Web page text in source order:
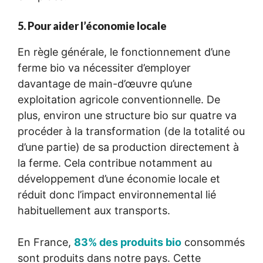
5. Pour aider l’économie locale
En règle générale, le fonctionnement d’une
ferme bio va nécessiter d’employer
davantage de main-d’œuvre qu’une
exploitation agricole conventionnelle. De
plus, environ une structure bio sur quatre va
procéder à la transformation (de la totalité ou
d’une partie) de sa production directement à
la ferme. Cela contribue notamment au
développement d’une économie locale et
réduit donc l’impact environnemental lié
habituellement aux transports.
En France, 83% des produits bio consommés
sont produits dans notre pays. Cette